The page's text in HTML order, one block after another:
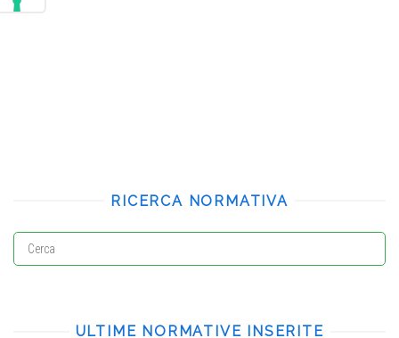
RICERCA NORMATIVA
ULTIME NORMATIVE INSERITE